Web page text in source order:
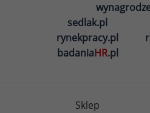
sedlak.pl
rynekpracy.pl
badaniaHR.pl
Sklep